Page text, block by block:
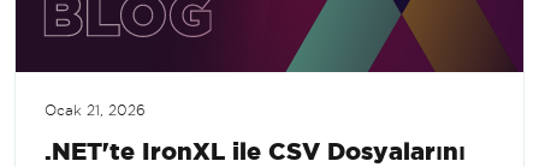
Ocak 21, 2026
.NET'te IronXL ile CSV Dosyalarını